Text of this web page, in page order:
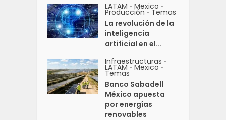
LATAM • Mexico •
Producción • Temas
La revolución de la
inteligencia
artificial en el...
Infraestructuras •
LATAM • Mexico •
Temas
Banco Sabadell
México apuesta
por energías
renovables